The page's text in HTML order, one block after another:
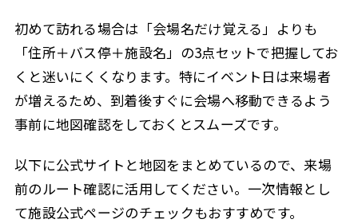
初めて訪れる場合は「会場名だけ覚える」よりも
「住所＋バス停＋施設名」の3点セットで把握してお
くと迷いにくくなります。特にイベント日は来場者
が増えるため、到着後すぐに会場へ移動できるよう
事前に地図確認をしておくとスムーズです。
以下に公式サイトと地図をまとめているので、来場
前のルート確認に活用してください。一次情報とし
て施設公式ページのチェックもおすすめです。